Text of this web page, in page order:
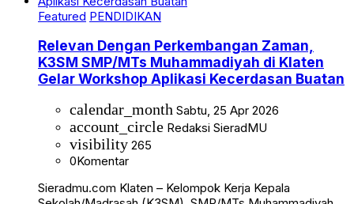
Featured PENDIDIKAN
Relevan Dengan Perkembangan Zaman,
K3SM SMP/MTs Muhammadiyah di Klaten
Gelar Workshop Aplikasi Kecerdasan Buatan
calendar_month Sabtu, 25 Apr 2026
account_circle Redaksi SieradMU
visibility 265
0Komentar
Sieradmu.com Klaten – Kelompok Kerja Kepala